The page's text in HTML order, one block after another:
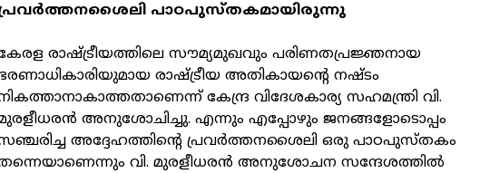
പാഠപുസ്തകമായിരുന്നു
രാഷ്ട്രീയത്തിലെ സൗമ്യമുഖവും പരിണതപ്രജ്ഞനായ
രാഷ്ട്രീയ അതികായന്റെ നഷ്ടം
കേന്ദ്ര വിദേശകാര്യ സഹമന്ത്രി വി.
അനുശോചിച്ചു. എന്നും എപ്പോഴും ജനങ്ങളോടൊപ്പം
അദ്ദേഹത്തിന്റെ പ്രവര്‍ത്തനശൈലി ഒരു പാഠപുസ്തകം
വി. മുരളീധരന്‍ അനുശോചന സന്ദേശത്തില്‍